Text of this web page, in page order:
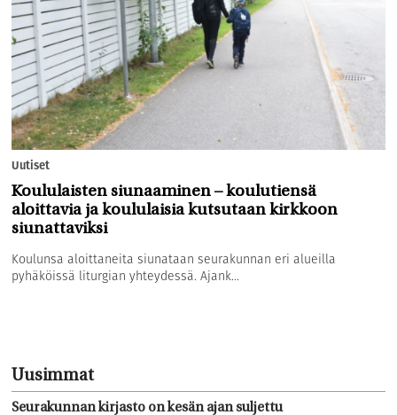
Uutiset
Koululaisten siunaaminen – koulutiensä
aloittavia ja koululaisia kutsutaan kirkkoon
siunattaviksi
Koulunsa aloittaneita siunataan seurakunnan eri alueilla
pyhäköissä liturgian yhteydessä. Ajank...
Uusimmat
Seurakunnan kirjasto on kesän ajan suljettu